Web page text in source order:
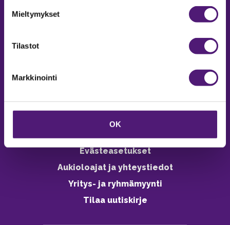
Mieltymykset
Tilastot
Markkinointi
OK
Avoimet työpaikat
Evästeasetukset
Aukioloajat ja yhteystiedot
Yritys- ja ryhmämyynti
Tilaa uutiskirje